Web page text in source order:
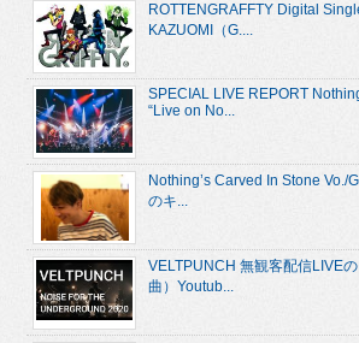
ROTTENGRAFFTY Digital
KAZUOMI（G....
SPECIAL LIVE REPORT
“Live on No...
Nothing’s Carved In Stone Vo./
のキ...
VELTPUNCH 無観客配信LIVE
曲）Youtub...